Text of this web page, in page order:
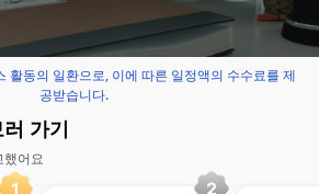
활동의 일환으로, 이에 따른 일정액의 수수료를 제
공받습니다.
가기
했어요